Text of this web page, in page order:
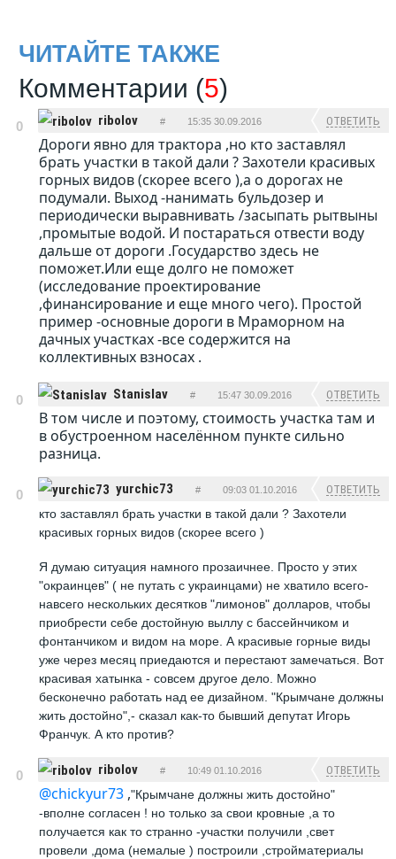
ЧИТАЙТЕ ТАКЖЕ
Комментарии (5)
0 ribolov # 15:35 30.09.2016 ОТВЕТИТЬ
Дороги явно для трактора ,но кто заставлял
брать участки в такой дали ? Захотели красивых
горных видов (скорее всего ),а о дорогах не
подумали. Выход -нанимать бульдозер и
периодически выравнивать /засыпать рытвыны
,промытые водой. И постараться отвести воду
дальше от дороги .Государство здесь не
поможет.Или еще долго не поможет
(исследование проектирование
,финансирование и еще много чего). Простой
пример -основные дороги в Мраморном на
дачных участках -все содержится на
коллективных взносах .
0 Stanislav # 15:47 30.09.2016 ОТВЕТИТЬ
В том числе и поэтому, стоимость участка там и
в обустроенном населённом пункте сильно
разница.
0 yurchic73 # 09:03 01.10.2016 ОТВЕТИТЬ
кто заставлял брать участки в такой дали ? Захотели
красивых горных видов (скорее всего )
Я думаю ситуация намного прозаичнее. Просто у этих
"окраинцев" ( не путать с украинцами) не хватило всего-
навсего нескольких десятков "лимонов" долларов, чтобы
приобрести себе достойную выллу с бассейнчиком и
фонтанчиком и видом на море. А красивые горные виды
уже через месяц приедаются и перестают замечаться. Вот
красивая хатынка - совсем другое дело. Можно
бесконечно работать над ее дизайном. "Крымчане должны
жить достойно",- сказал как-то бывший депутат Игорь
Франчук. А кто против?
0 ribolov # 10:49 01.10.2016 ОТВЕТИТЬ
@chickyur73 ,"Крымчане должны жить достойно"
-вполне согласен ! но только за свои кровные ,а то
получается как то странно -участки получили ,свет
провели ,дома (немалые ) построили ,стройматериалы